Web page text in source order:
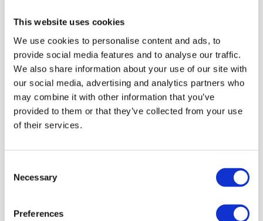
This website uses cookies
We use cookies to personalise content and ads, to
provide social media features and to analyse our traffic.
We also share information about your use of our site with
our social media, advertising and analytics partners who
may combine it with other information that you’ve
provided to them or that they’ve collected from your use
of their services.
Selection
Necessary
Preferences
Najczęściej wybierane
5 BILETÓW
+ 2 GRATIS